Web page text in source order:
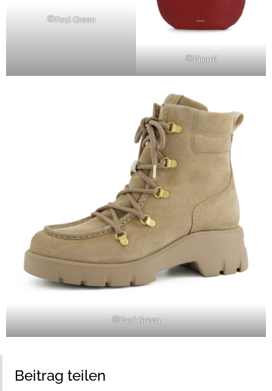
©Paul Green
©Picard
©Paul Green
Beitrag teilen